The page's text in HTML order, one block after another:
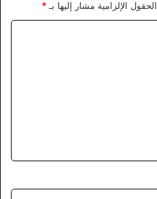
الحقول الإلزامية مشار إليها بـ *